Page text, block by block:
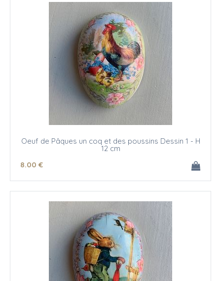
Oeuf de Pâques un coq et des poussins Dessin 1 - H
12 cm
8.00 €